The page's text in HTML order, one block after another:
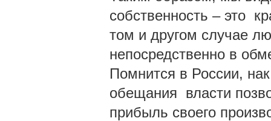
собственность – это
том и другом случае
непосредственно в
Помнится в России,
обещания власти
прибыль своего